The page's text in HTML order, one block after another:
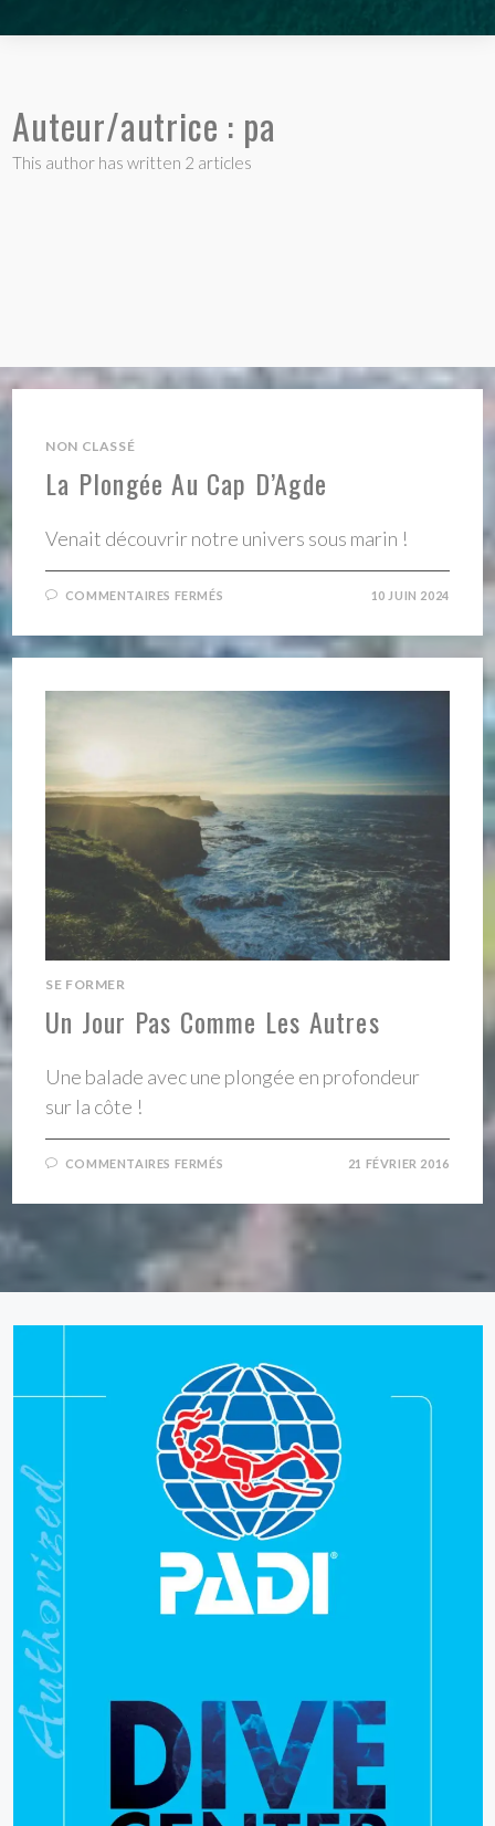
Auteur/autrice : pa
This author has written 2 articles
NON CLASSÉ
La Plongée Au Cap D’Agde
Venait découvrir notre univers sous marin !
COMMENTAIRES FERMÉS
AU
CAP
10 JUIN 2024
SE FORMER
Un Jour Pas Comme Les Autres
Une balade avec une plongée en profondeur
sur la côte !
COMMENTAIRES FERMÉS
PAS
COMME
LES
21 FÉVRIER 2016